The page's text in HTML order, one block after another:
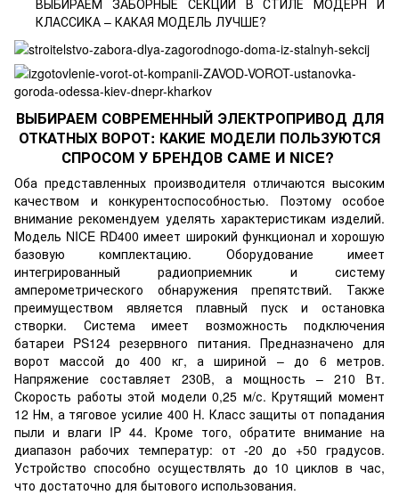
ВЫБИРАЕМ ЗАБОРНЫЕ СЕКЦИИ В СТИЛЕ МОДЕРН И
КЛАССИКА – КАКАЯ МОДЕЛЬ ЛУЧШЕ?
ВЫБИРАЕМ СОВРЕМЕННЫЙ ЭЛЕКТРОПРИВОД ДЛЯ
ОТКАТНЫХ ВОРОТ: КАКИЕ МОДЕЛИ ПОЛЬЗУЮТСЯ
СПРОСОМ У БРЕНДОВ CAME И NICE?
Оба представленных производителя отличаются высоким
качеством и конкурентоспособностью. Поэтому особое
внимание рекомендуем уделять характеристикам изделий.
Модель NICE RD400 имеет широкий функционал и хорошую
базовую комплектацию. Оборудование имеет
интегрированный радиоприемник и систему
амперометрического обнаружения препятствий. Также
преимуществом является плавный пуск и остановка
створки. Система имеет возможность подключения
батареи PS124 резервного питания. Предназначено для
ворот массой до 400 кг, а шириной – до 6 метров.
Напряжение составляет 230В, а мощность – 210 Вт.
Скорость работы этой модели 0,25 м/с. Крутящий момент
12 Нм, а тяговое усилие 400 Н. Класс защиты от попадания
пыли и влаги IP 44. Кроме того, обратите внимание на
диапазон рабочих температур: от -20 до +50 градусов.
Устройство способно осуществлять до 10 циклов в час,
что достаточно для бытового использования.